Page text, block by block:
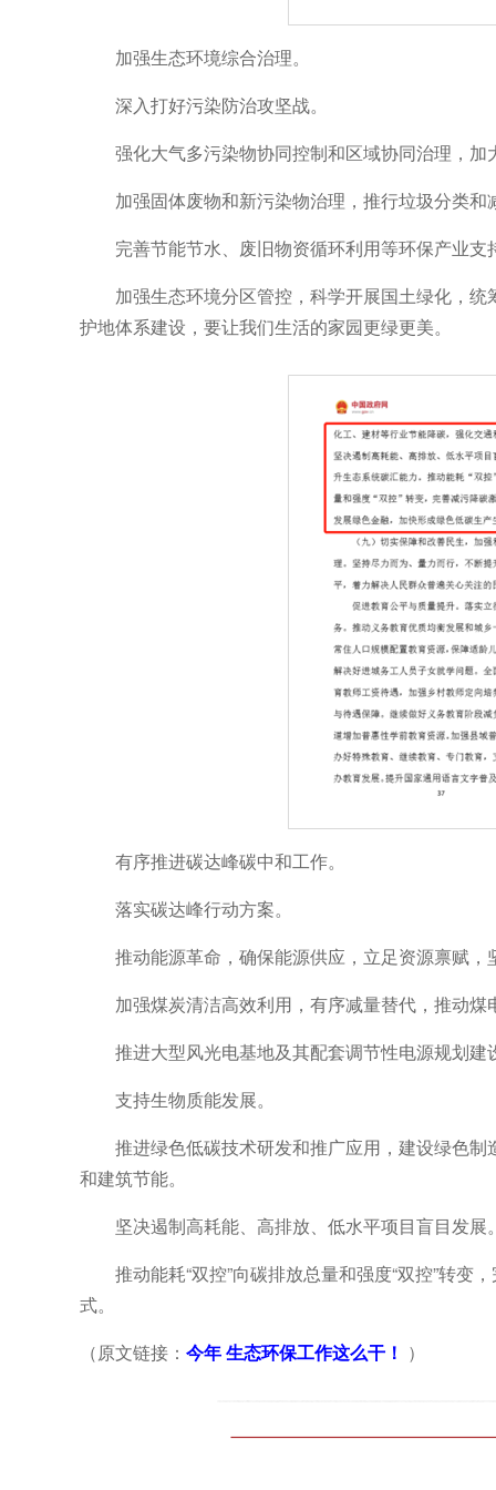
加强生态环境综合治理。
深入打好污染防治攻坚战。
强化大气多污染物协同控制和区域协同治理，
加强固体废物和新污染物治理，推行垃圾分类
完善节能节水、废旧物资循环利用等环保产业
加强生态环境分区管控，科学开展国土绿化，
护地体系建设，要让我们生活的家园更绿更美。
有序推进碳达峰碳中和工作。
落实碳达峰行动方案。
推动能源革命，确保能源供应，立足资源禀赋
加强煤炭清洁高效利用，有序减量替代，推动
推进大型风光电基地及其配套调节性电源规划
支持生物质能发展。
推进绿色低碳技术研发和推广应用，建设绿色
和建筑节能。
坚决遏制高耗能、高排放、低水平项目盲目发
推动能耗“双控”向碳排放总量和强度“双控”转
式。
（原文链接： 今年生态环保工作这么干！ ）